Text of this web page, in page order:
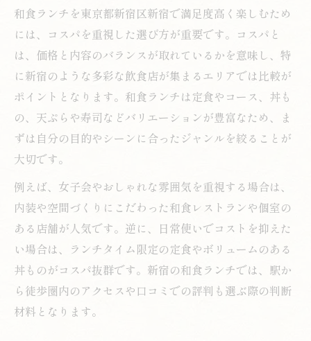
和食ランチを東京都新宿区新宿で満足度高く楽しむため
には、コスパを重視した選び方が重要です。コスパと
は、価格と内容のバランスが取れているかを意味し、特
に新宿のような多彩な飲食店が集まるエリアでは比較が
ポイントとなります。和食ランチは定食やコース、丼も
の、天ぷらや寿司などバリエーションが豊富なため、ま
ずは自分の目的やシーンに合ったジャンルを絞ることが
大切です。
例えば、女子会やおしゃれな雰囲気を重視する場合は、
内装や空間づくりにこだわった和食レストランや個室の
ある店舗が人気です。逆に、日常使いでコストを抑えた
い場合は、ランチタイム限定の定食やボリュームのある
丼ものがコスパ抜群です。新宿の和食ランチでは、駅か
ら徒歩圏内のアクセスや口コミでの評判も選ぶ際の判断
材料となります。